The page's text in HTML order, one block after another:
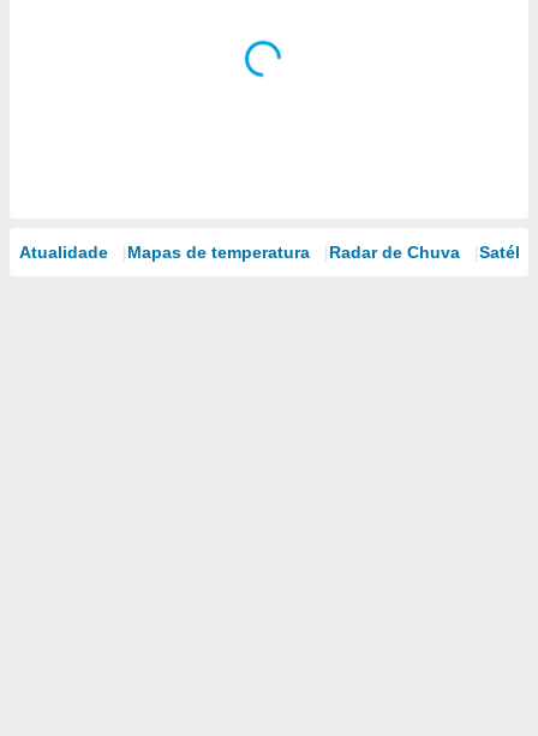
Atualidade Mapas de temperatura Radar de Chuva